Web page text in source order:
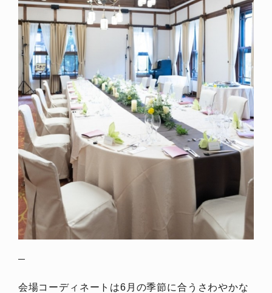
会場コーディネートは6月の季節に合うさわやかな